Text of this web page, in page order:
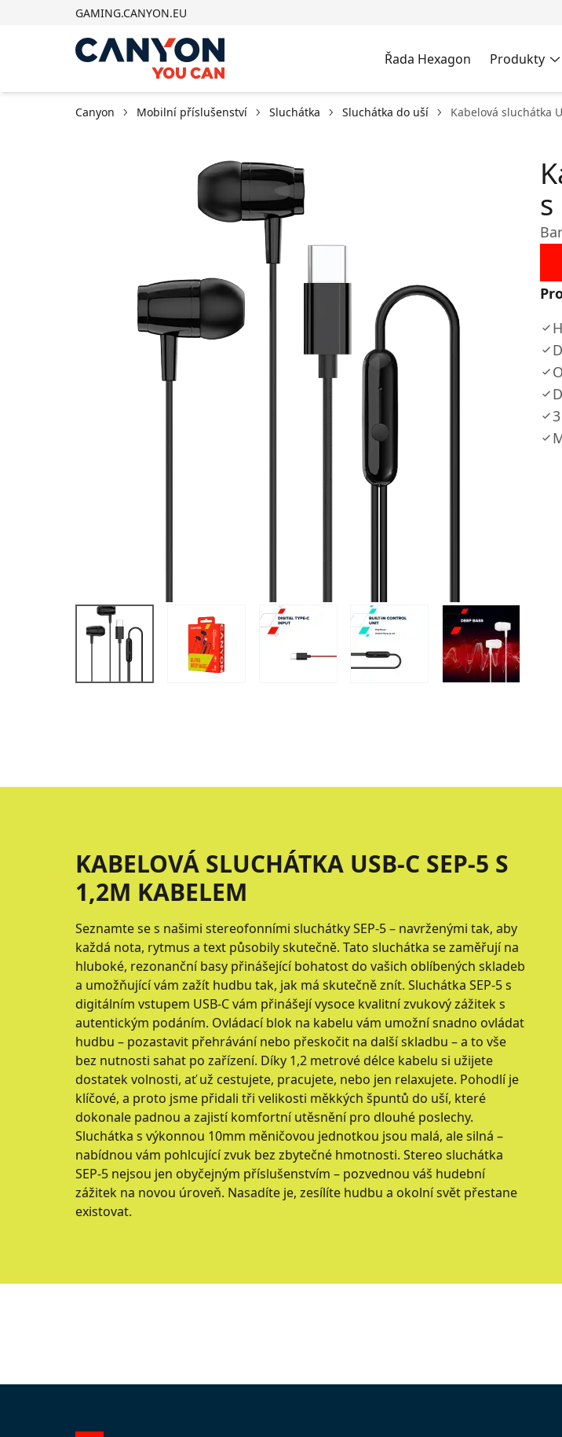
GAMING.CANYON.EU
Řada Hexagon Produkty
Canyon Mobilní příslušenství Sluchátka Sluchátka do uší Kabelová sluchátka
KABELOVÁ SLUCHÁTKA USB-C SEP-5 S
1,2M KABELEM
Seznamte se s našimi stereofonními sluchátky SEP-5 – navrženými tak, aby
každá nota, rytmus a text působily skutečně. Tato sluchátka se zaměřují na
hluboké, rezonanční basy přinášející bohatost do vašich oblíbených skladeb
a umožňující vám zažít hudbu tak, jak má skutečně znít. Sluchátka SEP-5 s
digitálním vstupem USB-C vám přinášejí vysoce kvalitní zvukový zážitek s
autentickým podáním. Ovládací blok na kabelu vám umožní snadno ovládat
hudbu – pozastavit přehrávání nebo přeskočit na další skladbu – a to vše
bez nutnosti sahat po zařízení. Díky 1,2 metrové délce kabelu si užijete
dostatek volnosti, ať už cestujete, pracujete, nebo jen relaxujete. Pohodlí je
klíčové, a proto jsme přidali tři velikosti měkkých špuntů do uší, které
dokonale padnou a zajistí komfortní utěsnění pro dlouhé poslechy.
Sluchátka s výkonnou 10mm měničovou jednotkou jsou malá, ale silná –
nabídnou vám pohlcující zvuk bez zbytečné hmotnosti. Stereo sluchátka
SEP-5 nejsou jen obyčejným příslušenstvím – pozvednou váš hudební
zážitek na novou úroveň. Nasadíte je, zesílíte hudbu a okolní svět přestane
existovat.